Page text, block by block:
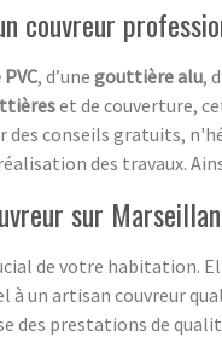
couvreur
, d’une gouttière alu,
et de couverture,
conseils gratuits,
des travaux.
sur Marseillan
de votre habitation.
à un artisan couvreur
des prestations de